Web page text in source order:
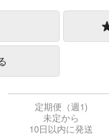
定期便（週1)
未定から
10日以内に発送